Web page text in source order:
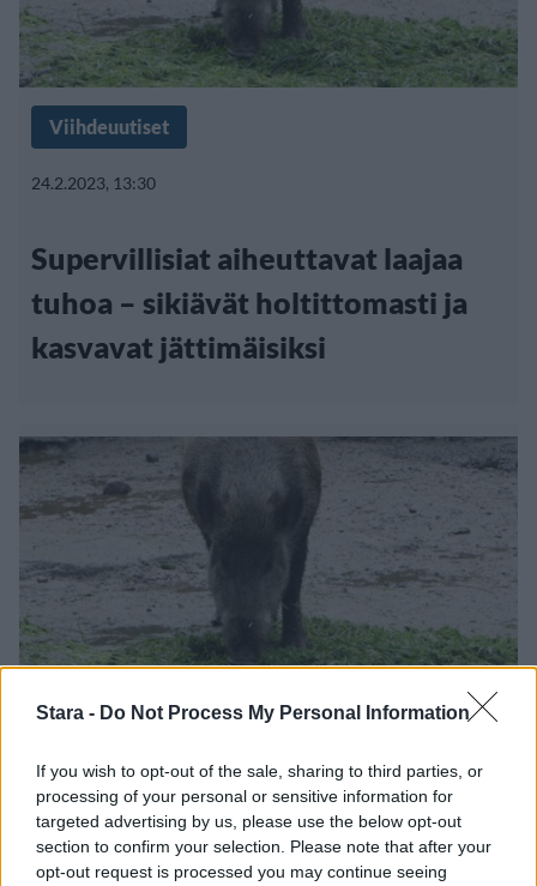
Stara - Do Not Process My Personal Information
If you wish to opt-out of the sale, sharing to third parties, or
processing of your personal or sensitive information for
targeted advertising by us, please use the below opt-out
section to confirm your selection. Please note that after your
opt-out request is processed you may continue seeing
Viihdeuutiset
24.2.2023, 13:30
Supervillisiat aiheuttavat laajaa
tuhoa – sikiävät holtittomasti ja
kasvavat jättimäisiksi
5.10.2022, 19:00
Lehmälauma adoptoi yksinäisen